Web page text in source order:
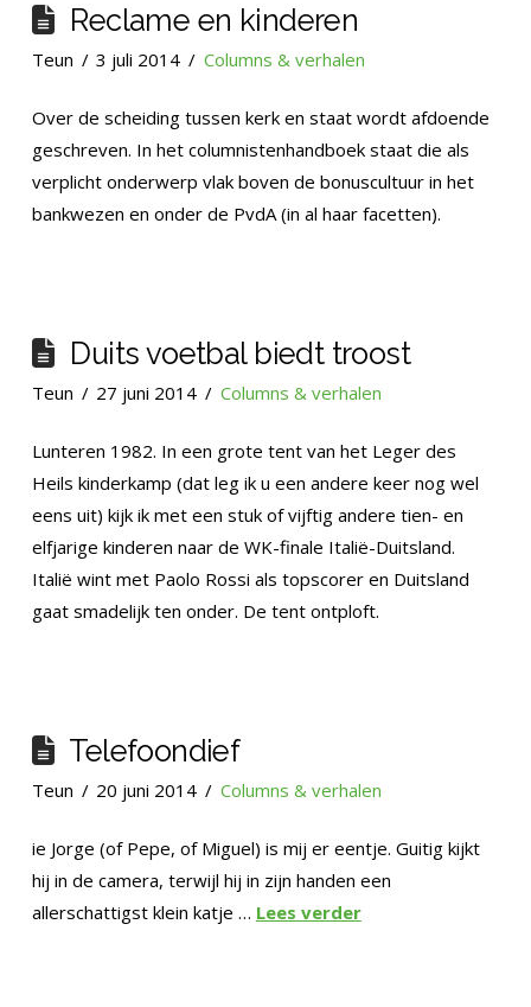
Reclame en kinderen
Teun 3 juli 2014 Columns & verhalen
Over de scheiding tussen kerk en staat wordt afdoende
geschreven. In het columnistenhandboek staat die als
verplicht onderwerp vlak boven de bonuscultuur in het
bankwezen en onder de PvdA (in al haar facetten).
Duits voetbal biedt troost
Teun 27 juni 2014 Columns & verhalen
Lunteren 1982. In een grote tent van het Leger des
Heils kinderkamp (dat leg ik u een andere keer nog wel
eens uit) kijk ik met een stuk of vijftig andere tien- en
elfjarige kinderen naar de WK-finale Italië-Duitsland.
Italië wint met Paolo Rossi als topscorer en Duitsland
gaat smadelijk ten onder. De tent ontploft.
Telefoondief
Teun 20 juni 2014 Columns & verhalen
ie Jorge (of Pepe, of Miguel) is mij er eentje. Guitig kijkt
hij in de camera, terwijl hij in zijn handen een
allerschattigst klein katje … Lees verder